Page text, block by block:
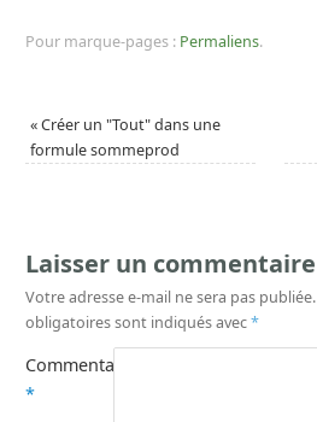
Pour marque-pages : Permaliens.
«Créer un "Tout" dans une
formule sommeprod
Laisser un commentaire
Votre adresse e-mail ne sera pas publiée.
obligatoires sont indiqués avec*
Commentaire
*